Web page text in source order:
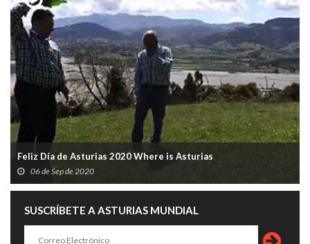
Feliz Día de Asturias 2020 Where is Asturias
06 de Sep de 2020
SUSCRÍBETE A ASTURIAS MUNDIAL